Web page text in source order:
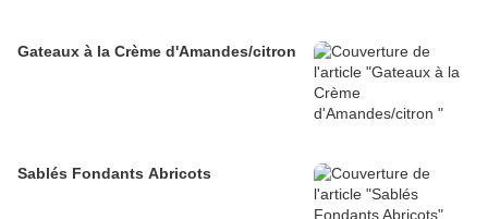
Gateaux à la Crème d'Amandes/citron
Sablés Fondants Abricots